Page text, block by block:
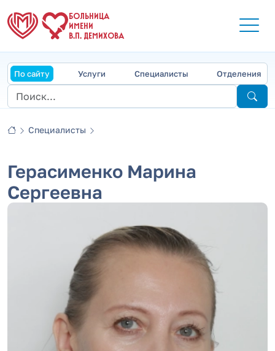
БОЛЬНИЦА
ИМЕНИ
В.П. ДЕМИХОВА
По сайту Услуги Специалисты Отделения
Специалисты
Герасименко Марина
Сергеевна